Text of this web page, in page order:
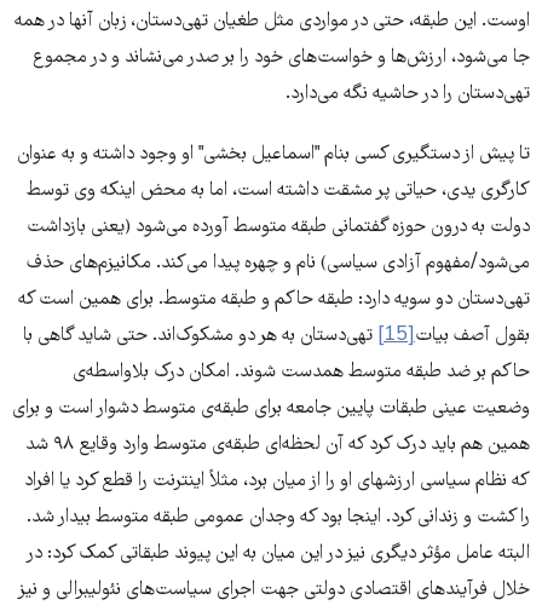
اوست. این طبقه، حتی در مواردی مثل طغیان تهی‌دستان، زبان آنها در همه
جا می‌شود، ارزش‌ها و خواست‌های خود را بر صدر می‌نشاند و در مجموع
تهی‌دستان را‌ در حاشیه نگه می‌دارد.
تا پیش از دستگیری کسی بنام "اسماعیل بخشی" او وجود داشته و به عنوان
کارگری یدی، حیاتی پر مشقت داشته است، اما به محض اینکه وی توسط
دولت به درون حوزه گفتمانی طبقه متوسط آورده می‌شود (یعنی بازداشت
می‌شود/مفهوم آزادی سیاسی) نام و چهره پیدا می‌کند. مکانیزم‌های حذف
تهی‌دستان دو سویه دارد: طبقه حاکم و طبقه متوسط. برای همین است که
بقول آصف بیات[15]
تهی‌دستان به هر دو مشکوک‌اند. حتی شاید گاهی با
حاکم بر ضد طبقه متوسط همدست شوند. امکان درک بلاواسطه‌ی
وضعیت عینی طبقات پایین جامعه برای طبقه‌ی متوسط دشوار است و برای
همین هم باید درک کرد که آن لحظه‌ای طبقه‌ی متوسط وارد وقایع ۹۸ شد
که نظام سیاسی ارزشهای او را از میان برد، مثلاً اینترنت را قطع کرد یا افراد
را کشت و زندانی کرد. اینجا بود که وجدان عمومی طبقه متوسط بیدار شد.
البته عامل مؤثر دیگری نیز در این میان به این پیوند طبقاتی کمک کرد: در
خلال فرآیندهای اقتصادی دولتی جهت اجرای سیاست‌های نئولیبرالی و نیز